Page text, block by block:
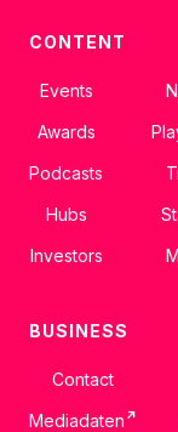
CONTENT
Events
Awards
Podcasts
Hubs
Investors
BUSINESS
Contact
Mediadaten ↗